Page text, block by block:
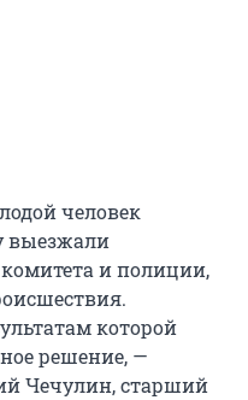
человек
выезжали
и полиции,
которой
решение, —
Чечулин, старший